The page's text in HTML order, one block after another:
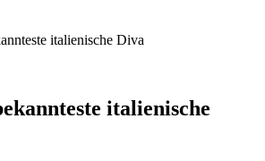
italienische Diva
italienische